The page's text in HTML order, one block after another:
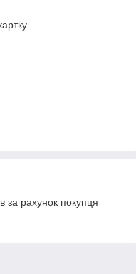
за рахунок покупця